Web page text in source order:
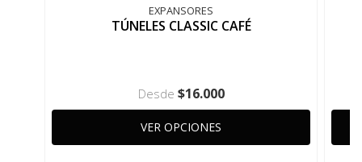
EXPANSORES
TÚNELES CLASSIC CAFÉ
Desde $16.000
VER OPCIONES